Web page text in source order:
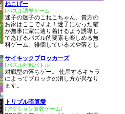
ねこげー
[パズル誘導ゲーム]
迷子の迷子のこねこちゃん、貴方の
お家はここですよ！迷子になった猫
が無事に家に辿り着けるよう誘導し
てあげるパズル的要素も楽しめる無
料ゲーム。徘徊している犬や落とし
サイキックブロッカーズ
[パズル対戦バトル]
対戦型の落ちゲー。 使用するキャラ
によってブロックの消し方が異なり
ます。
トリプル暗算愛
[アクション算数ゲーム]